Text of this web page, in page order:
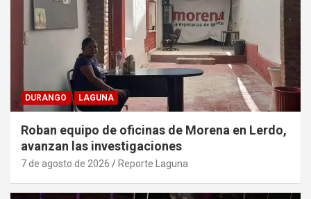
DURANGO LAGUNA
Roban equipo de oficinas de Morena en Lerdo,
avanzan las investigaciones
7 de agosto de 2026 Reporte Laguna